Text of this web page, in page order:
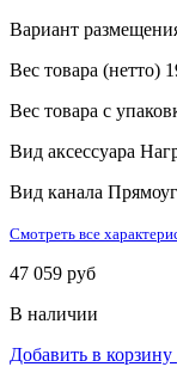
Вариант
Вес товара (нетто)
Вес товара с
Вид аксессуара
Вид канала
Смотреть все
47 059 руб
В наличии
Добавить в корзину